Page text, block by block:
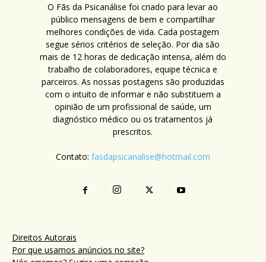
O Fãs da Psicanálise foi criado para levar ao
público mensagens de bem e compartilhar
melhores condições de vida. Cada postagem
segue sérios critérios de seleção. Por dia são
mais de 12 horas de dedicação intensa, além do
trabalho de colaboradores, equipe técnica e
parceiros. As nossas postagens são produzidas
com o intuito de informar e não substituem a
opinião de um profissional de saúde, um
diagnóstico médico ou os tratamentos já
prescritos.
Contato: fasdapsicanalise@hotmail.com
Direitos Autorais
Por que usamos anúncios no site?